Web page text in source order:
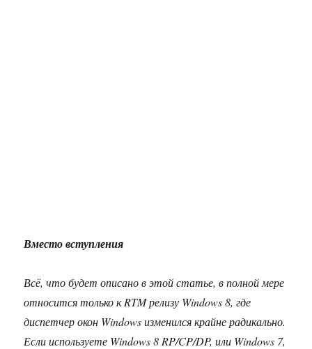
Вместо вступления
Всё, что будет описано в этой статье, в полной мере
относится только к RTM релизу Windows 8, где
диспетчер окон Windows изменился крайне радикально.
Если используете Windows 8 RP/CP/DP, или Windows 7,